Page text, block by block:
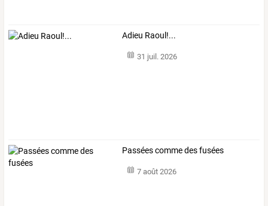
Adieu Raoul!...
31 juil. 2026
Passées comme des fusées
7 août 2026